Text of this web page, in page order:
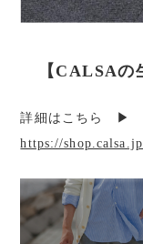
【CALSAの
詳細はこちら ▶︎
https://